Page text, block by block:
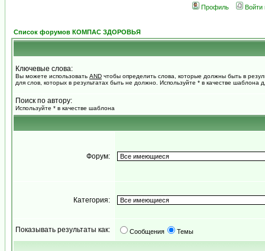
Профиль
Войти
Список форумов КОМПАС ЗДОРОВЬЯ
Ключевые слова:
Вы можете использовать AND чтобы определить слова, которые должны быть в
для слов, которых в результатах быть не должно. Используйте * в качестве шаблона
Поиск по автору:
Используйте * в качестве шаблона
Форум:
Категория:
Показывать результаты как: Сообщения Темы